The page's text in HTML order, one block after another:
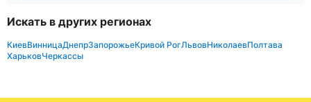
Искать в других регионах
КиевВинницаДнепрЗапорожьеКривой РогЛьвовНиколаевПолтава
ХарьковЧеркассы